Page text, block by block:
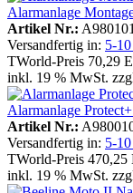
Alarmanlage
Artikel Nr.:
Versandfertig in: 5-
TWorld-Preis 70,29
inkl. 19 % MwSt.
Alarmanlage
Artikel Nr.:
Versandfertig in: 5-
TWorld-Preis 470,25
inkl. 19 % MwSt.